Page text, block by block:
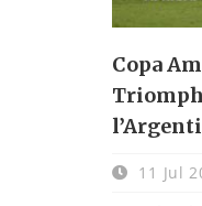
Copa
11 Jul